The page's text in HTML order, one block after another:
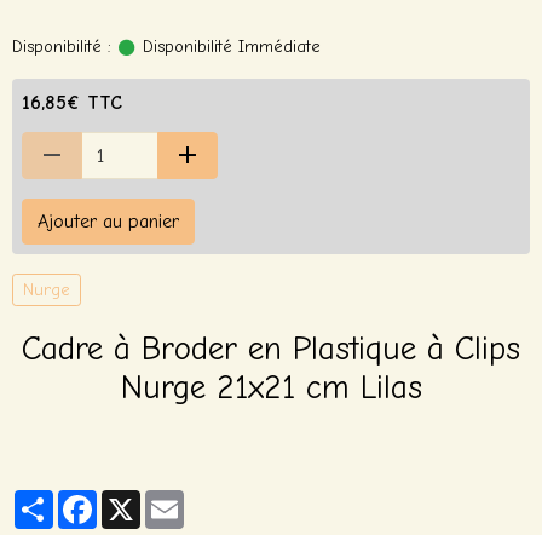
Disponibilité : Disponibilité Immédiate
16,85€ TTC
Ajouter au panier
Nurge
Cadre à Broder en Plastique à Clips
Nurge 21x21 cm Lilas
PartagerFacebook
X